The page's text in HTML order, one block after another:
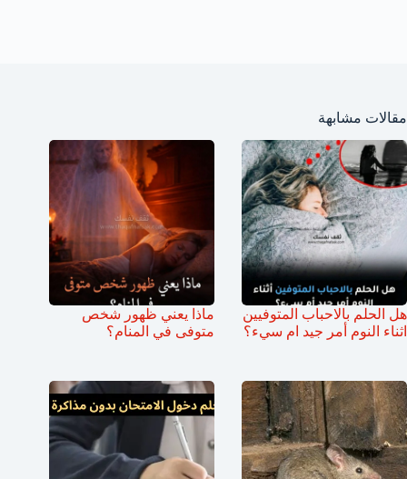
مقالات مشابهة
هل الحلم بالاحباب المتوفيين
اثناء النوم أمر جيد ام سيء؟
ماذا يعني ظهور شخص
متوفى في المنام؟